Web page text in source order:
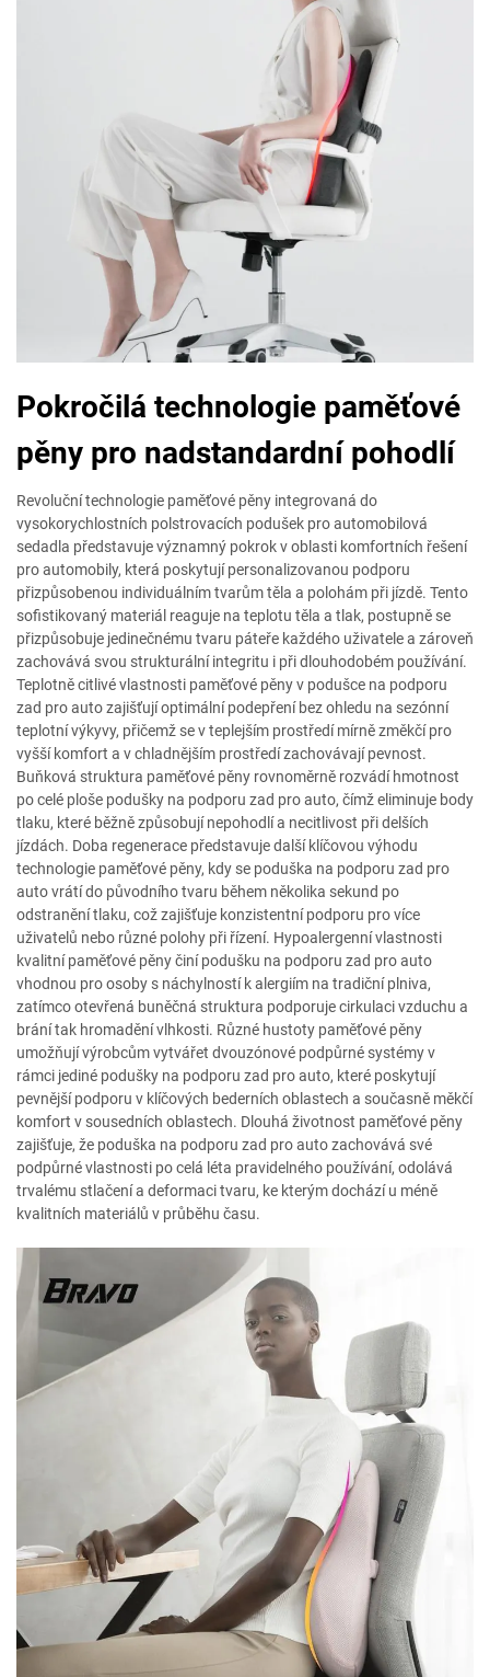
Pokročilá technologie paměťové
pěny pro nadstandardní pohodlí
Revoluční technologie paměťové pěny integrovaná do
vysokorychlostních polstrovacích podušek pro automobilová
sedadla představuje významný pokrok v oblasti komfortních řešení
pro automobily, která poskytují personalizovanou podporu
přizpůsobenou individuálním tvarům těla a polohám při jízdě. Tento
sofistikovaný materiál reaguje na teplotu těla a tlak, postupně se
přizpůsobuje jedinečnému tvaru páteře každého uživatele a zároveň
zachovává svou strukturální integritu i při dlouhodobém používání.
Teplotně citlivé vlastnosti paměťové pěny v podušce na podporu
zad pro auto zajišťují optimální podepření bez ohledu na sezónní
teplotní výkyvy, přičemž se v teplejším prostředí mírně změkčí pro
vyšší komfort a v chladnějším prostředí zachovávají pevnost.
Buňková struktura paměťové pěny rovnoměrně rozvádí hmotnost
po celé ploše podušky na podporu zad pro auto, čímž eliminuje body
tlaku, které běžně způsobují nepohodlí a necitlivost při delších
jízdách. Doba regenerace představuje další klíčovou výhodu
technologie paměťové pěny, kdy se poduška na podporu zad pro
auto vrátí do původního tvaru během několika sekund po
odstranění tlaku, což zajišťuje konzistentní podporu pro více
uživatelů nebo různé polohy při řízení. Hypoalergenní vlastnosti
kvalitní paměťové pěny činí podušku na podporu zad pro auto
vhodnou pro osoby s náchylností k alergiím na tradiční plniva,
zatímco otevřená buněčná struktura podporuje cirkulaci vzduchu a
brání tak hromadění vlhkosti. Různé hustoty paměťové pěny
umožňují výrobcům vytvářet dvouzónové podpůrné systémy v
rámci jediné podušky na podporu zad pro auto, které poskytují
pevnější podporu v klíčových bederních oblastech a současně měkčí
komfort v sousedních oblastech. Dlouhá životnost paměťové pěny
zajišťuje, že poduška na podporu zad pro auto zachovává své
podpůrné vlastnosti po celá léta pravidelného používání, odolává
trvalému stlačení a deformaci tvaru, ke kterým dochází u méně
kvalitních materiálů v průběhu času.